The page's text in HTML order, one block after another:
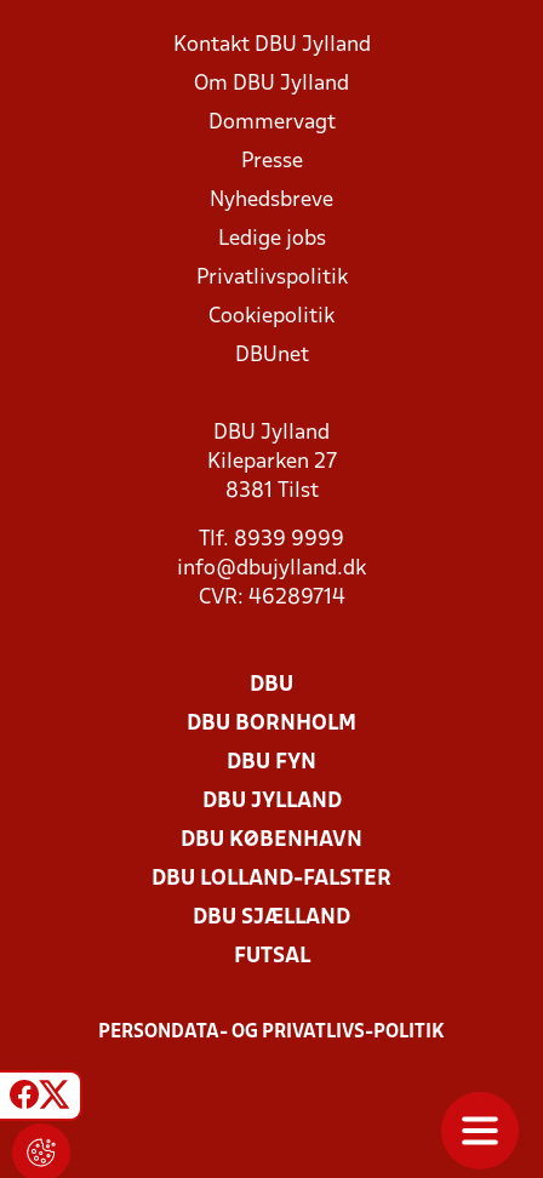
Kontakt DBU Jylland
Om DBU Jylland
Dommervagt
Presse
Nyhedsbreve
Ledige jobs
Privatlivspolitik
Cookiepolitik
DBUnet
DBU Jylland
Kileparken 27
8381 Tilst
Tlf. 8939 9999
info@dbujylland.dk
CVR: 46289714
DBU
DBU BORNHOLM
DBU FYN
DBU JYLLAND
DBU KØBENHAVN
DBU LOLLAND-FALSTER
DBU SJÆLLAND
FUTSAL
PERSONDATA- OG PRIVATLIVS-POLITIK